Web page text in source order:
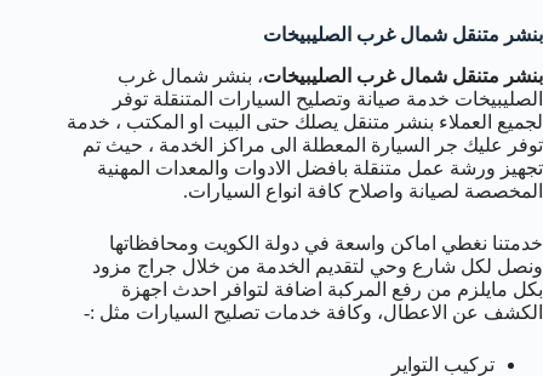
بنشر متنقل شمال غرب الصليبيخات
بنشر متنقل شمال غرب الصليبيخات، بنشر شمال غرب
الصليبيخات خدمة صيانة وتصليح السيارات المتنقلة توفر
لجميع العملاء بنشر متنقل يصلك حتى البيت او المكتب ، خدمة
توفر عليك جر السيارة المعطلة الى مراكز الخدمة ، حيث تم
تجهيز ورشة عمل متنقلة بافضل الادوات والمعدات المهنية
المخصصة لصيانة واصلاح كافة انواع السيارات.
خدمتنا نغطي اماكن واسعة في دولة الكويت ومحافظاتها
ونصل لكل شارع وحي لتقديم الخدمة من خلال جراج مزود
بكل مايلزم من رفع المركبة اضافة لتوافر احدث اجهزة
الكشف عن الاعطال، وكافة خدمات تصليح السيارات مثل :-
تركيب التواير